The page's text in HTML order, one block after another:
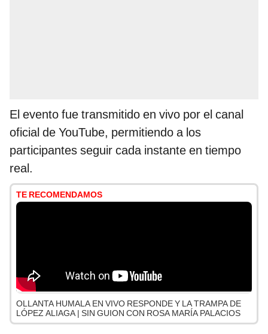
El evento fue transmitido en vivo por el canal
oficial de YouTube, permitiendo a los
participantes seguir cada instante en tiempo
real.
TE RECOMENDAMOS
OLLANTA HUMALA EN VIVO RESPONDE Y LA TRAMPA DE
LÓPEZ ALIAGA | SIN GUION CON ROSA MARÍA PALACIOS